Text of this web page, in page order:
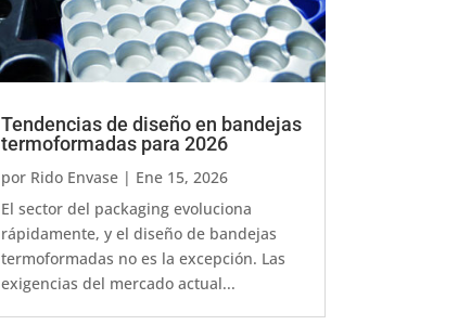
Tendencias de diseño en bandejas
termoformadas para 2026
por Rido Envase| Ene 15, 2026
El sector del packaging evoluciona
rápidamente, y el diseño de bandejas
termoformadas no es la excepción. Las
exigencias del mercado actual...